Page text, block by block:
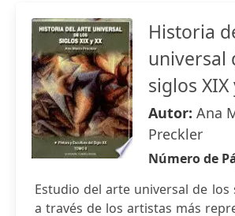
Historia
universal
siglos XIX
Autor: Ana
Preckler
Número de
Estudio del arte universal de los
a través de los artistas más